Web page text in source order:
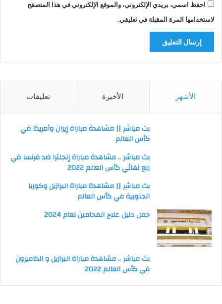
احفظ اسمي، بريدي الإلكتروني، والموقع الإلكتروني في هذا المتصفح
لاستخدامها المرة المقبلة في تعليقي.
الأشهر الأخيرة تعليقات
بث مباشر || مشاهدة مباراة إيران وأمريكا في
كأس العالم
بث مباشر .. مشاهدة مباراة إنجلترا ضد فرنسا في
ربع نهائي كأس العالم 2022
بث مباشر || مشاهدة مباراة البرازيل وكوريا
الجنوبية في كأس العالم
حمل دليل علاج المحامين لعام 2024
بث مباشر .. مشاهدة مباراة البرازيل و الكاميرون
في كأس العالم 2022